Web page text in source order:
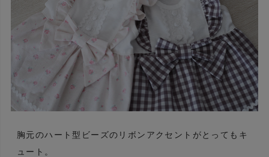
胸元のハート型ビーズのリボンアクセントがとってもキ
ュート。